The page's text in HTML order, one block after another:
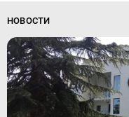
НОВОСТИ